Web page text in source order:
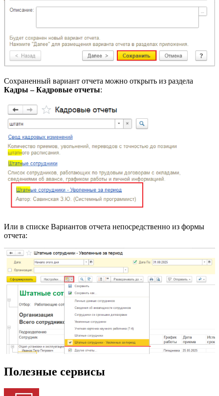
Сохраненный вариант отчета можно открыть из раздела
Кадры – Кадровые отчеты:
Или в списке Вариантов отчета непосредственно из формы
отчета:
Полезные сервисы